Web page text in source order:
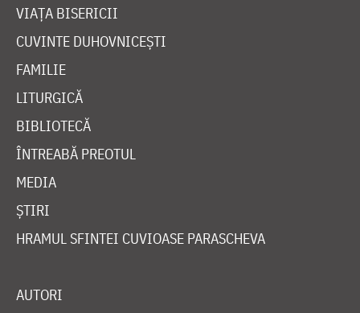
VIAȚA BISERICII
CUVINTE DUHOVNICEȘTI
FAMILIE
LITURGICĂ
BIBLIOTECĂ
ÎNTREABĂ PREOTUL
MEDIA
ȘTIRI
HRAMUL SFINTEI CUVIOASE PARASCHEVA
AUTORI